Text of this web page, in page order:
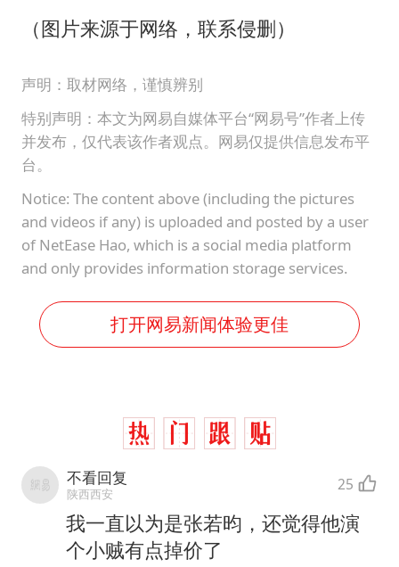
（图片来源于网络，联系侵删）
声明：取材网络，谨慎辨别
特别声明：本文为网易自媒体平台“网易号”作者上传
并发布，仅代表该作者观点。网易仅提供信息发布平
台。
Notice: The content above (including the pictures
and videos if any) is uploaded and posted by a user
of NetEase Hao, which is a social media platform
and only provides information storage services.
打开网易新闻体验更佳
不看回复
陕西西安 25
我一直以为是张若昀，还觉得他演
个小贼有点掉价了